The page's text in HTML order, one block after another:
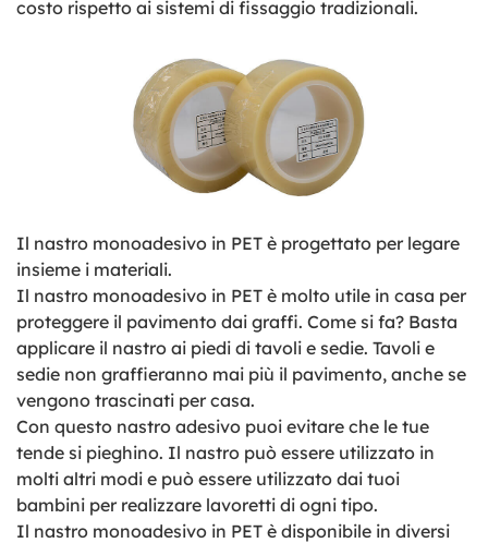
costo rispetto ai sistemi di fissaggio tradizionali.
Il nastro monoadesivo in PET è progettato per legare
insieme i materiali.
Il nastro monoadesivo in PET è molto utile in casa per
proteggere il pavimento dai graffi. Come si fa? Basta
applicare il nastro ai piedi di tavoli e sedie. Tavoli e
sedie non graffieranno mai più il pavimento, anche se
vengono trascinati per casa.
Con questo nastro adesivo puoi evitare che le tue
tende si pieghino. Il nastro può essere utilizzato in
molti altri modi e può essere utilizzato dai tuoi
bambini per realizzare lavoretti di ogni tipo.
Il nastro monoadesivo in PET è disponibile in diversi